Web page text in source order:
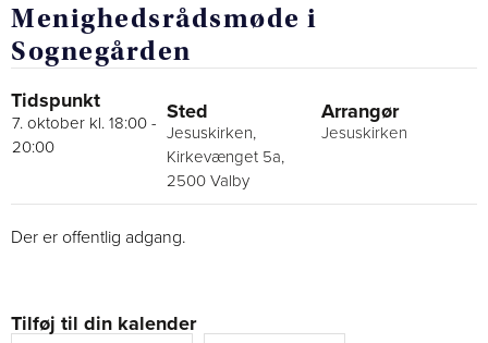
Menighedsrådsmøde i
Sognegården
Tidspunkt
7. oktober kl. 18:00-
20:00
Sted
Jesuskirken,
Kirkevænget 5a,
2500 Valby
Arrangør
Jesuskirken
Der er offentlig adgang.
Tilføj til din kalender